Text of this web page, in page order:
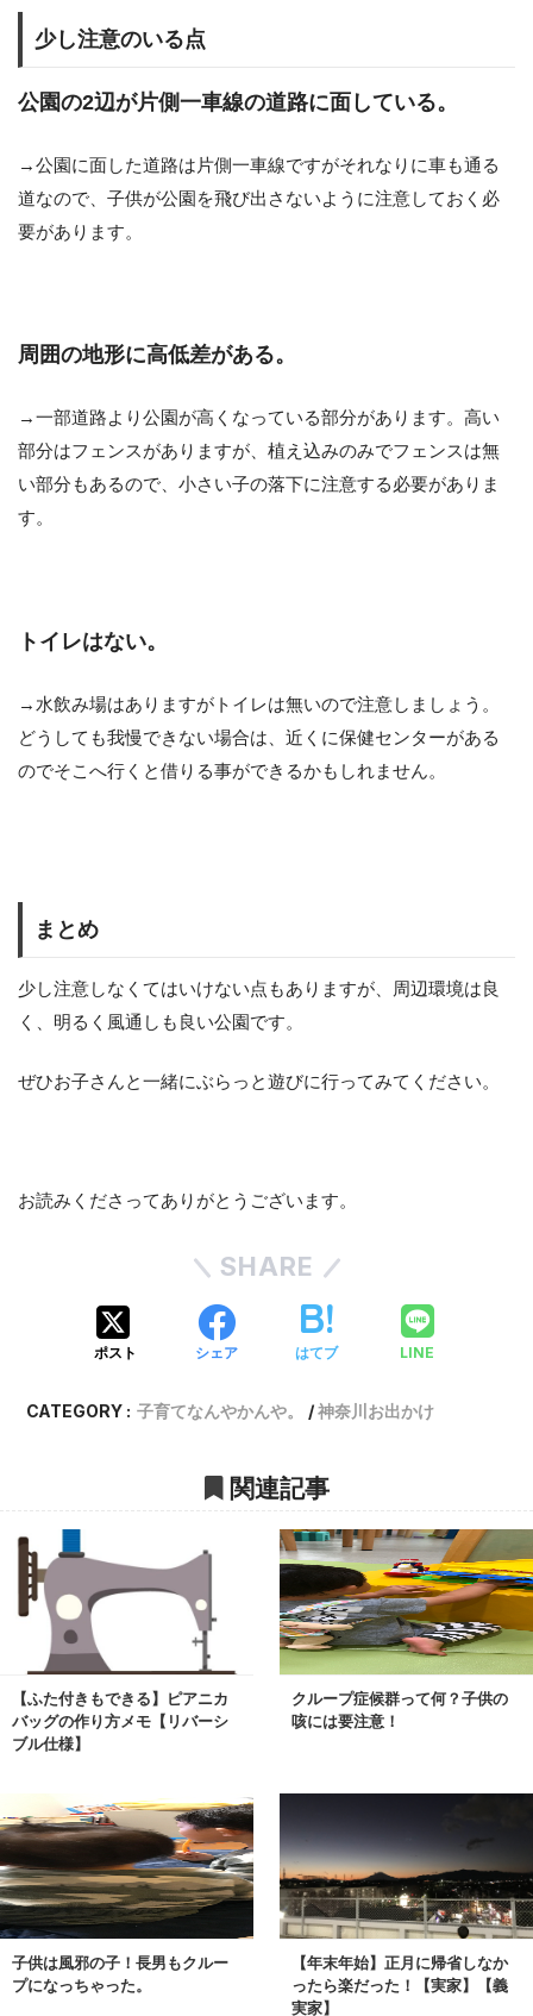
少し注意のいる点
公園の2辺が片側一車線の道路に面している。
→公園に面した道路は片側一車線ですがそれなりに車も通る
道なので、子供が公園を飛び出さないように注意しておく必
要があります。
周囲の地形に高低差がある。
→一部道路より公園が高くなっている部分があります。高い
部分はフェンスがありますが、植え込みのみでフェンスは無
い部分もあるので、小さい子の落下に注意する必要がありま
す。
トイレはない。
→水飲み場はありますがトイレは無いので注意しましょう。
どうしても我慢できない場合は、近くに保健センターがある
のでそこへ行くと借りる事ができるかもしれません。
まとめ
少し注意しなくてはいけない点もありますが、周辺環境は良
く、明るく風通しも良い公園です。
ぜひお子さんと一緒にぶらっと遊びに行ってみてください。
お読みくださってありがとうございます。
SHARE
ポスト シェア はてブ LINE
CATEGORY : 子育てなんやかんや。 神奈川お出かけ
関連記事
【ふた付きもできる】ピアニカ
バッグの作り方メモ【リバーシ
ブル仕様】
クループ症候群って何？子供の
咳には要注意！
子供は風邪の子！長男もクルー
プになっちゃった。
【年末年始】正月に帰省しなか
ったら楽だった！【実家】【義
実家】